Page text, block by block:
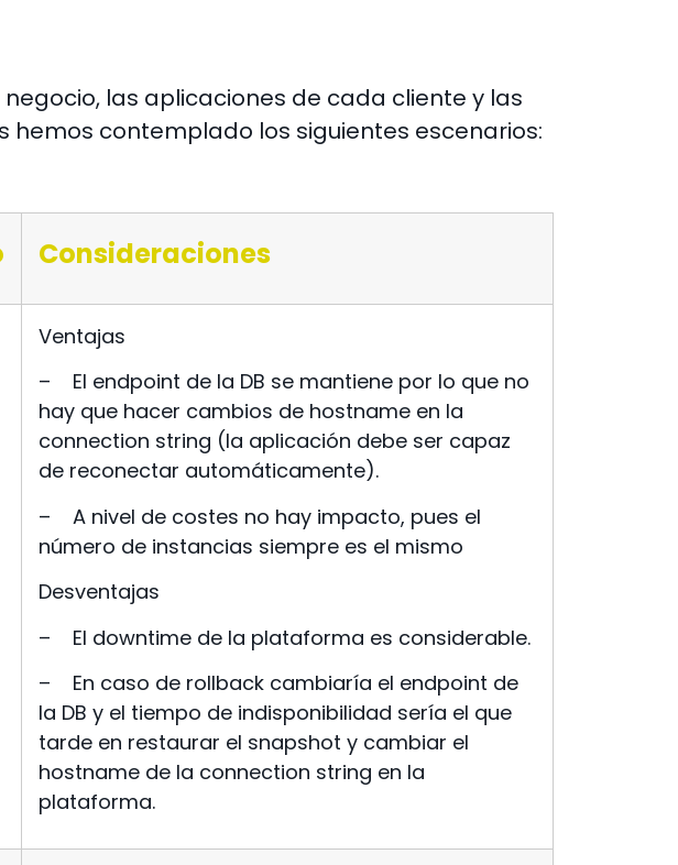
las aplicaciones de cada cliente y las
contemplado los siguientes escenarios:
Consideraciones
Ventajas
–
El endpoint de la DB se mantiene por lo que no
hay que hacer cambios de hostname en la
connection string (la aplicación debe ser capaz
de reconectar automáticamente).
–
A nivel de costes no hay impacto, pues el
número de instancias siempre es el mismo
Desventajas
–
El downtime de la plataforma es considerable.
–
En caso de rollback cambiaría el endpoint de
la DB y el tiempo de indisponibilidad sería el que
tarde en restaurar el snapshot y cambiar el
hostname de la connection string en la
plataforma.